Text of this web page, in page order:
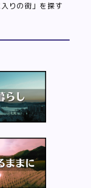
りの街」を探す